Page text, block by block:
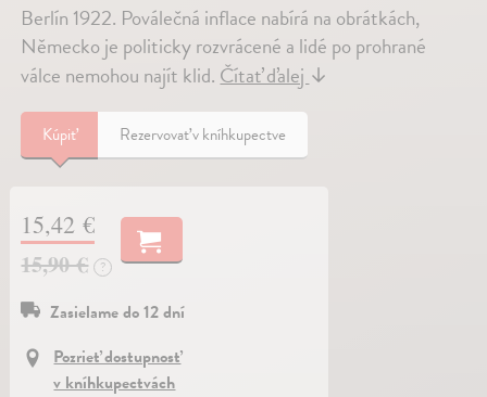
Berlín 1922. Poválečná inflace nabírá na obrátkách,
Německo je politicky rozvrácené a lidé po prohrané
válce nemohou najít klid.Čítať ďalej↓
Kúpiť Rezervovať v kníhkupectve
15,42 €
15,90 €
?
Zasielame do 12 dní
Pozrieť dostupnosť
v kníhkupectvách